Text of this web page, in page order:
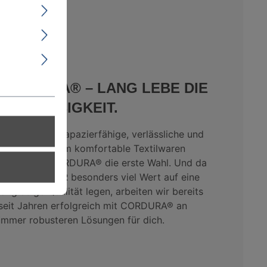
CORDURA® – LANG LEBE DIE
LANGLEBIGKEIT.
Für alle, die strapazierfähige, verlässliche und
extrem komfortable Textilwaren
suchen, ist CORDURA® die erste Wahl. Und da
wir bei KÜBLER besonders viel Wert auf eine
langlebige Qualität legen, arbeiten wir bereits
Jahren erfolgreich mit CORDURA® an
robusteren Lösungen für dich.